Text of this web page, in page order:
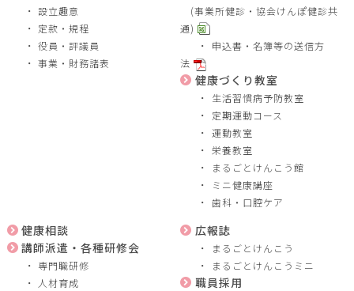
設立趣意
定款・規程
役員・評議員
事業・財務諸表
(事業所健診・協会けんぽ健診共
通)
申込書・名簿等の送信方
法
健康づくり教室
生活習慣病予防教室
定期運動コース
運動教室
栄養教室
まるごとけんこう館
ミニ健康講座
歯科・口腔ケア
健康相談
講師派遣・各種研修会
専門職研修
人材育成
広報誌
まるごとけんこう
まるごとけんこうミニ
職員採用